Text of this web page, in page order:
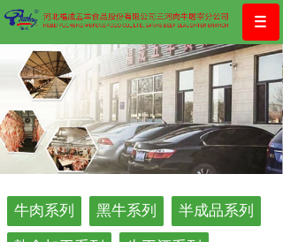
牛肉系列 黑牛系列 半成品系列